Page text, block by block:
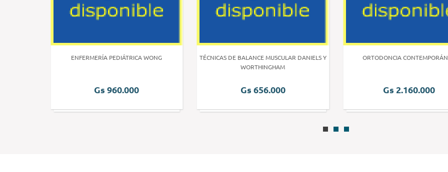
ENFERMERÍA PEDIÁTRICA WONG
Gs 960.000
TÉCNICAS DE BALANCE MUSCULAR DANIELS Y
WORTHINGHAM
Gs 656.000
ORTODONCIA
Gs 2.160.000